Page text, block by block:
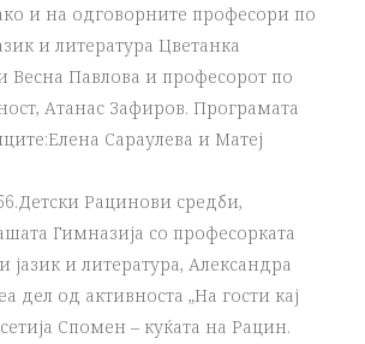
и на одговорните професори по
и литература Цветанка
Весна Павлова и професорот по
Атанас Зафиров. Програмата
Сараулева и Матеј
Рацинови средби,
Гимназија со професорката
јазик и литература, Александра
дел од активноста „На гости кај
Спомен – куќата на Рацин.